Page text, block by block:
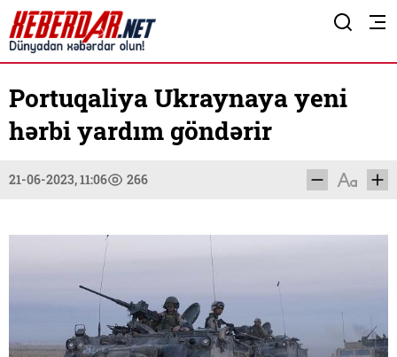
Portuqaliya Ukraynaya yeni
hərbi yardım göndərir
21-06-2023, 11:06 266